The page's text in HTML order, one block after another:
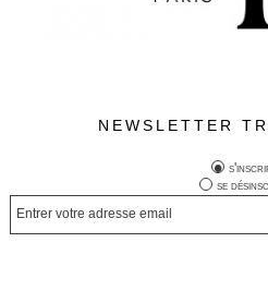
NEWSLETTER
se